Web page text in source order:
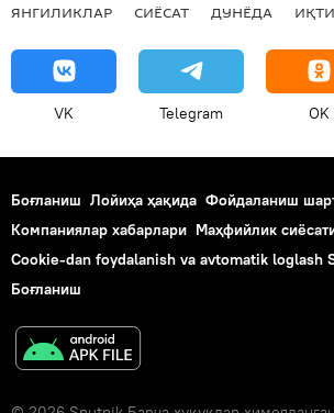
ЯНГИЛИКЛАР СИЁСАТ ДУНЁДА
VK Telegram OK
Боғланиш Лойиҳа ҳақида Фойдаланиш
Компаниялар хабарлари Маҳфийлик
Cookie-dan foydalanish va avtomatik loglash
Боғланиш